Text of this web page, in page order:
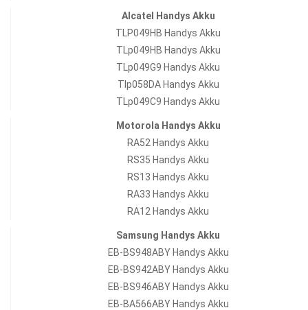
Alcatel Handys Akku
TLP049HB Handys Akku
TLp049HB Handys Akku
TLp049G9 Handys Akku
Tlp058DA Handys Akku
TLp049C9 Handys Akku
Motorola Handys Akku
RA52 Handys Akku
RS35 Handys Akku
RS13 Handys Akku
RA33 Handys Akku
RA12 Handys Akku
Samsung Handys Akku
EB-BS948ABY Handys Akku
EB-BS942ABY Handys Akku
EB-BS946ABY Handys Akku
EB-BA566ABY Handys Akku